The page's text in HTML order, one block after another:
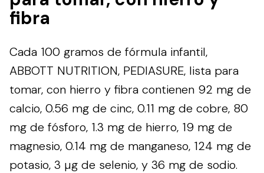
fibra
Cada 100 gramos de fórmula infantil,
ABBOTT NUTRITION, PEDIASURE, lista para
tomar, con hierro y fibra contienen 92 mg de
calcio, 0.56 mg de cinc, 0.11 mg de cobre, 80
mg de fósforo, 1.3 mg de hierro, 19 mg de
magnesio, 0.14 mg de manganeso, 124 mg de
potasio, 3 µg de selenio, y 36 mg de sodio.